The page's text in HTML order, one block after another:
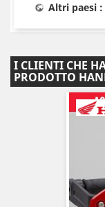
Altri paesi :
I CLIENTI CHE
PRODOTTO